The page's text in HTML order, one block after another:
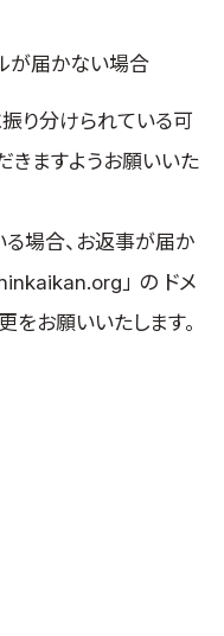
が届かない場合
り分けられている可
きますようお願いいた
場合、お返事が届か
」 の ドメ
をお願いいたします。